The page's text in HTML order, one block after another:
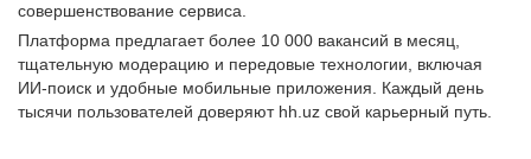
совершенствование сервиса.
Платформа предлагает более 10 000 вакансий в месяц,
тщательную модерацию и передовые технологии, включая
ИИ-поиск и удобные мобильные приложения. Каждый день
тысячи пользователей доверяют hh.uz свой карьерный путь.